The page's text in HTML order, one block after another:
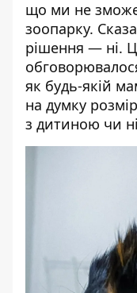
що ми не
зоопарку.
рішення — ні.
як будь-якій
на думку
з дитиною чи ні